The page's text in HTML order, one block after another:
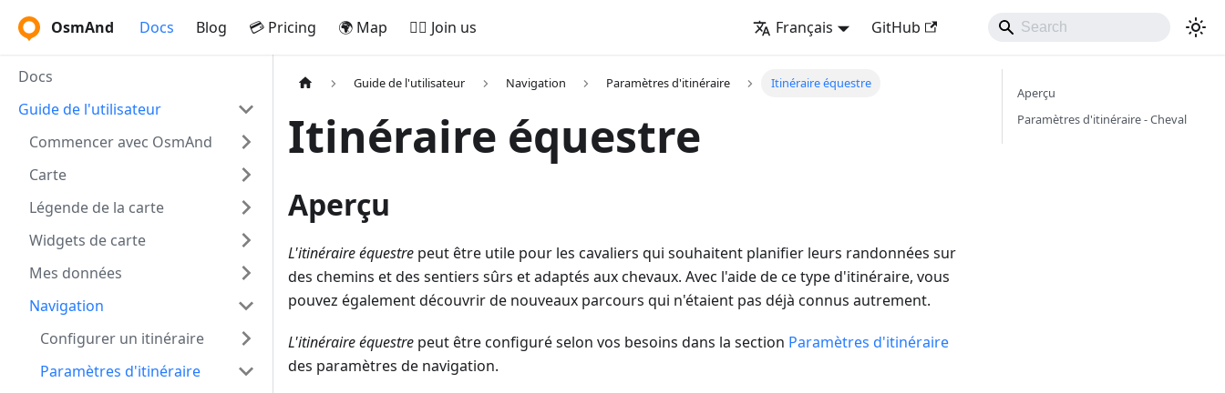
OsmAnd Docs Blog 💳 Pricing 🌍 Map 🚵‍♂️ Join us Français GitHub
Docs
Guide de l'utilisateur
Commencer avec OsmAnd
Carte
Légende de la carte
Widgets de carte
Mes données
Navigation
Configurer un itinéraire
Paramètres d'itinéraire
Guide de l'utilisateur Navigation Paramètres d'itinéraire Itinéraire équestre
Itinéraire équestre
Aperçu
L'itinéraire équestre peut être utile pour les cavaliers qui souhaitent planifier leurs randonnées sur
des chemins et des sentiers sûrs et adaptés aux chevaux. Avec l'aide de ce type d'itinéraire, vous
pouvez également découvrir de nouveaux parcours qui n'étaient pas déjà connus autrement.
L'itinéraire équestre peut être configuré selon vos besoins dans la section Paramètres d'itinéraire
des paramètres de navigation.
Aperçu
Paramètres d'itinéraire - Cheval